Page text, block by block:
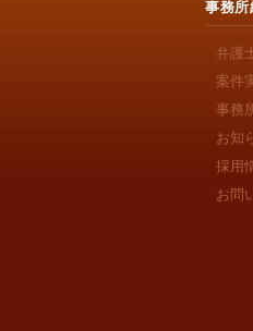
事務所
弁護
案件
事務
お知
採用
お問